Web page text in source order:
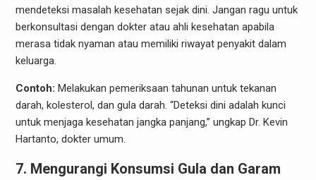
mendeteksi masalah kesehatan sejak dini. Jangan ragu untuk
berkonsultasi dengan dokter atau ahli kesehatan apabila
merasa tidak nyaman atau memiliki riwayat penyakit dalam
keluarga.
Contoh: Melakukan pemeriksaan tahunan untuk tekanan
darah, kolesterol, dan gula darah. “Deteksi dini adalah kunci
untuk menjaga kesehatan jangka panjang,” ungkap Dr. Kevin
Hartanto, dokter umum.
7. Mengurangi Konsumsi Gula dan Garam